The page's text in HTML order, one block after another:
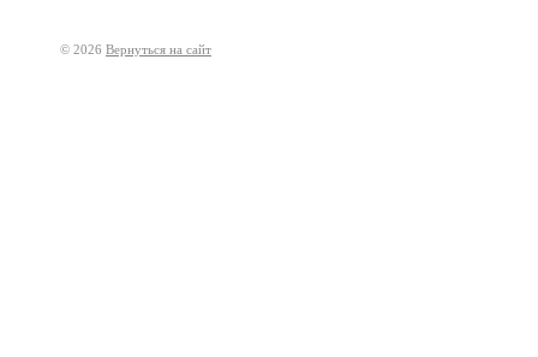
© 2026 Вернуться на сайт